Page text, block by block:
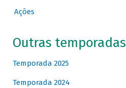
Ações
Outras temporadas
Temporada 2025
Temporada 2024